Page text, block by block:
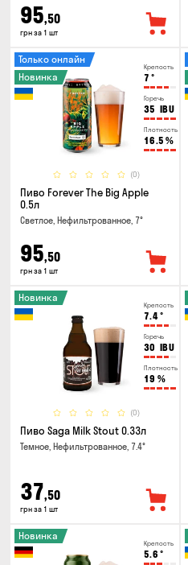
95,50
грн за 1 шт
Крепость
7 °
Горечь
35 IBU
Плотность
16.5 %
(0)
Только онлайн
Новинка
Пиво Forever The Big Apple
0.5л
Светлое, Нефильтрованное, 7°
95,50
грн за 1 шт
Крепость
7.4°
Горечь
30 IBU
Плотность
19 %
(0)
Новинка
Пиво Saga Milk Stout 0.33л
Темное, Нефильтрованное, 7.4°
37,50
грн за 1 шт
Крепость
5.6 °
Новинка